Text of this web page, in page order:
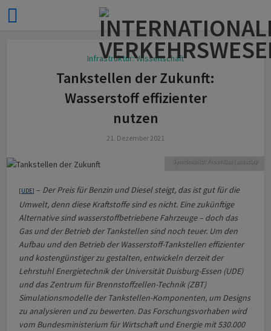
Infrastruktur: Wissenschaft
Tankstellen der Zukunft:
Wasserstoff effizienter
nutzen
21. Dezember 2021
Symbolbild: Froet Gas | pixabay
[UDE] – Der Preis für Benzin und Diesel steigt, das ist gut für die
Umwelt, denn diese Kraftstoffe sind es nicht. Eine zukünftige
Alternative sind wasserstoffbetriebene Fahrzeuge – doch das
Gas und der Betrieb der Tankstellen sind noch teuer. Um den
Aufbau und den Betrieb der Wasserstoff-Tankstellen effizienter
und kostengünstiger zu gestalten, entwickeln derzeit der
Lehrstuhl Energietechnik der Universität Duisburg-Essen (UDE)
und das Zentrum für Brennstoffzellen-Technik (ZBT)
Simulationsmodelle der Tankstellen-Komponenten, um Designs
zu analysieren und zu bewerten. Das Forschungsvorhaben wird
vom Bundesministerium für Wirtschaft und Energie mit 530.000